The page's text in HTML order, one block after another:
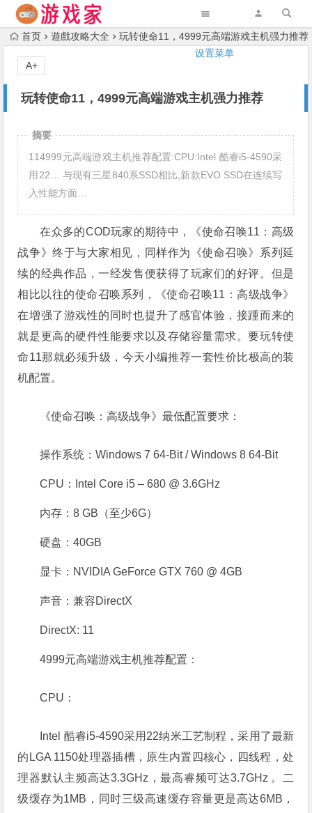
设置菜单
首页 遊戲攻略大全 玩转使命11，4999元高端游戏主机强力推荐
玩转使命11，4999元高端游戏主机强力推荐
A+
摘要
114999元高端游戏主机推荐配置:CPU:Intel 酷睿i5-4590采
用22… 与现有三星840系SSD相比,新款EVO SSD在连续写
入性能方面…
在众多的COD玩家的期待中，《使命召唤11：高级
战争》终于与大家相见，同样作为《使命召唤》系列延
续的经典作品，一经发售便获得了玩家们的好评。但是
相比以往的使命召唤系列，《使命召唤11：高级战争》
在增强了游戏性的同时也提升了感官体验，接踵而来的
就是更高的硬件性能要求以及存储容量需求。要玩转使
命11那就必须升级，今天小编推荐一套性价比极高的装
机配置。
《使命召唤：高级战争》最低配置要求：
操作系统：Windows 7 64-Bit / Windows 8 64-Bit
CPU：Intel Core i5 – 680 @ 3.6GHz
内存：8 GB（至少6G）
硬盘：40GB
显卡：NVIDIA GeForce GTX 760 @ 4GB
声音：兼容DirectX
DirectX: 11
4999元高端游戏主机推荐配置：
CPU：
Intel 酷睿i5-4590采用22纳米工艺制程，采用了最新
的LGA 1150处理器插槽，原生内置四核心，四线程，处
理器默认主频高达3.3GHz，最高睿频可达3.7GHz 。二
级缓存为1MB，同时三级高速缓存容量更是高达6MB，